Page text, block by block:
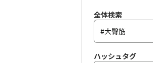
全体検索
ハッシュタグ